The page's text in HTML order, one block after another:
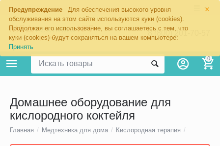
×
Предупреждение
Для обеспечения высокого уровня
обслуживания на этом сайте используются куки (cookies).
Продолжая его использование, вы соглашаетесь с тем, что
куки (cookies) будут сохраняться на вашем компьютере:
Принять
8 (800) 201-70-57
0
Домашнее оборудование для
кислородного коктейля
Главная / Медтехника для дома / Кислородная терапия /